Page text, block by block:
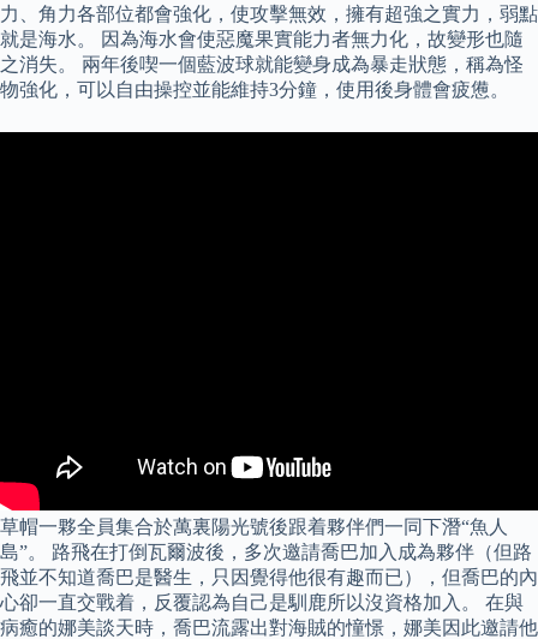
力、角力各部位都會強化，使攻擊無效，擁有超強之實力，弱點
就是海水。 因為海水會使惡魔果實能力者無力化，故變形也隨
之消失。 兩年後喫一個藍波球就能變身成為暴走狀態，稱為怪
物強化，可以自由操控並能維持3分鐘，使用後身體會疲憊。
草帽一夥全員集合於萬裏陽光號後跟着夥伴們一同下潛“魚人
島”。 路飛在打倒瓦爾波後，多次邀請喬巴加入成為夥伴（但路
飛並不知道喬巴是醫生，只因覺得他很有趣而已），但喬巴的內
心卻一直交戰着，反覆認為自己是馴鹿所以沒資格加入。 在與
病癒的娜美談天時，喬巴流露出對海賊的憧憬，娜美因此邀請他